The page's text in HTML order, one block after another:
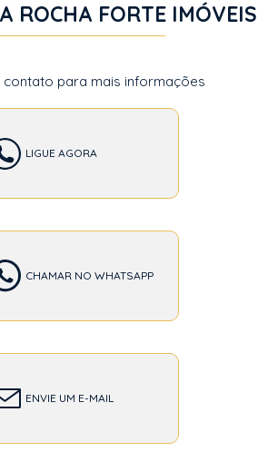
ROCHA FORTE IMÓVEIS
contato para mais informações
LIGUE AGORA
CHAMAR NO WHATSAPP
ENVIE UM E-MAIL